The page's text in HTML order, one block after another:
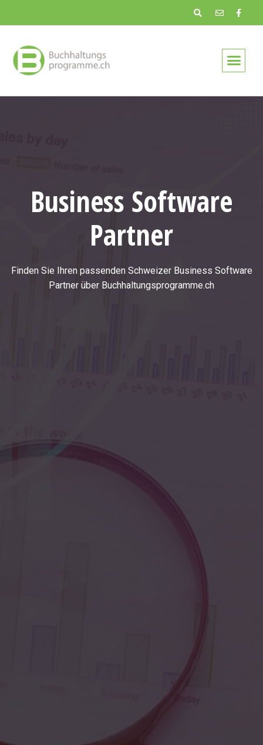
Business Software
Partner
Finden Sie Ihren passenden Schweizer Business Software
Partner über Buchhaltungsprogramme.ch